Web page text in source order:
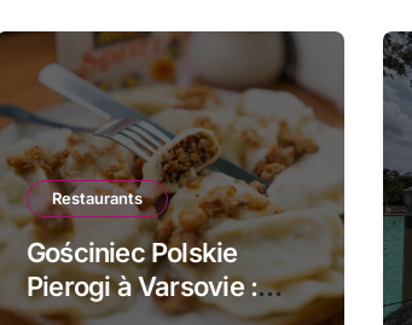
Restaurants
Gościniec Polskie
Pierogi à Varsovie :